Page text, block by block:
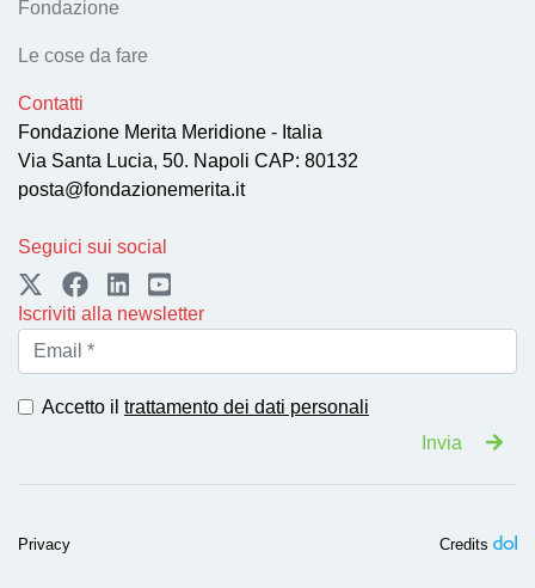
Fondazione
Le cose da fare
Contatti
Fondazione Merita Meridione - Italia
Via Santa Lucia, 50. Napoli CAP: 80132
posta@fondazionemerita.it
Seguici sui social
Iscriviti alla newsletter
Accetto il trattamento dei dati personali
Invia
Privacy Credits